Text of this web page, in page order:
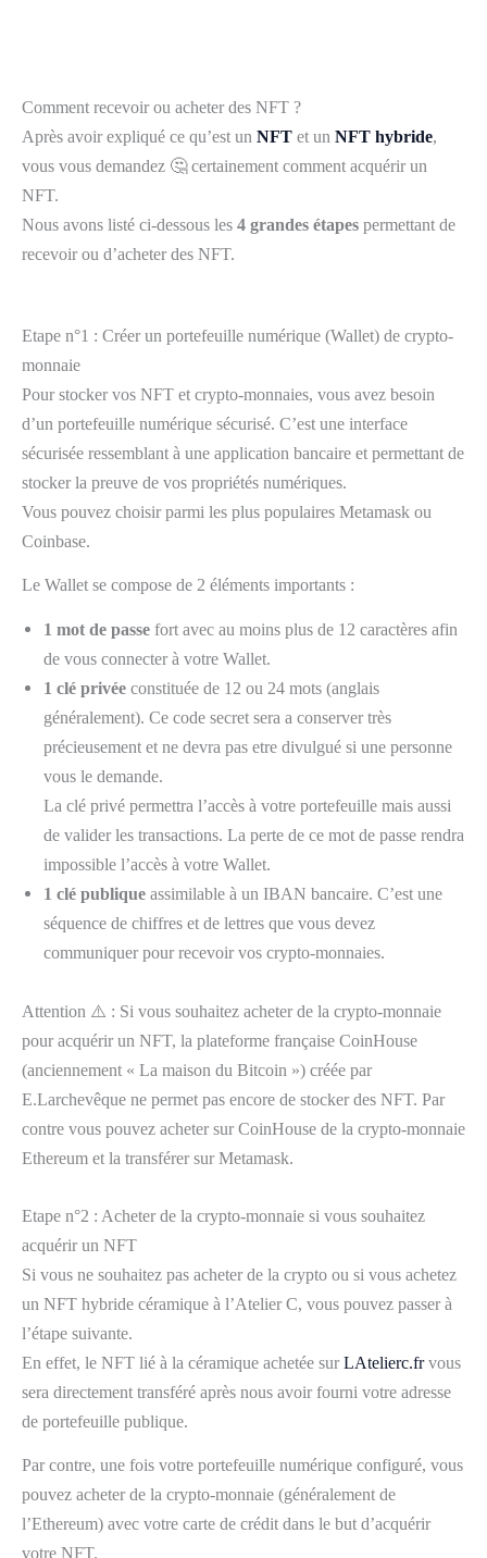
Comment recevoir ou acheter des NFT ?
Après avoir expliqué ce qu’est un NFT et un NFT hybride,
vous vous demandez 🤔 certainement comment acquérir un
NFT.
Nous avons listé ci-dessous les 4 grandes étapes permettant de
recevoir ou d’acheter des NFT.
Etape n°1 : Créer un portefeuille numérique (Wallet) de crypto-
monnaie
Pour stocker vos NFT et crypto-monnaies, vous avez besoin
d’un portefeuille numérique sécurisé. C’est une interface
sécurisée ressemblant à une application bancaire et permettant de
stocker la preuve de vos propriétés numériques.
Vous pouvez choisir parmi les plus populaires Metamask ou
Coinbase.
Le Wallet se compose de 2 éléments importants :
1 mot de passe fort avec au moins plus de 12 caractères afin
de vous connecter à votre Wallet.
1 clé privée constituée de 12 ou 24 mots (anglais
généralement). Ce code secret sera a conserver très
précieusement et ne devra pas etre divulgué si une personne
vous le demande.
La clé privé permettra l’accès à votre portefeuille mais aussi
de valider les transactions. La perte de ce mot de passe rendra
impossible l’accès à votre Wallet.
1 clé publique assimilable à un IBAN bancaire. C’est une
séquence de chiffres et de lettres que vous devez
communiquer pour recevoir vos crypto-monnaies.
Attention ⚠️ : Si vous souhaitez acheter de la crypto-monnaie
pour acquérir un NFT, la plateforme française CoinHouse
(anciennement « La maison du Bitcoin ») créée par
E.Larchevêque ne permet pas encore de stocker des NFT. Par
contre vous pouvez acheter sur CoinHouse de la crypto-monnaie
Ethereum et la transférer sur Metamask.
Etape n°2 : Acheter de la crypto-monnaie si vous souhaitez
acquérir un NFT
Si vous ne souhaitez pas acheter de la crypto ou si vous achetez
un NFT hybride céramique à l’Atelier C, vous pouvez passer à
l’étape suivante.
En effet, le NFT lié à la céramique achetée sur LAtelierc.frvous
sera directement transféré après nous avoir fourni votre adresse
de portefeuille publique.
Par contre, une fois votre portefeuille numérique configuré, vous
pouvez acheter de la crypto-monnaie (généralement de
l’Ethereum) avec votre carte de crédit dans le but d’acquérir
votre NFT.